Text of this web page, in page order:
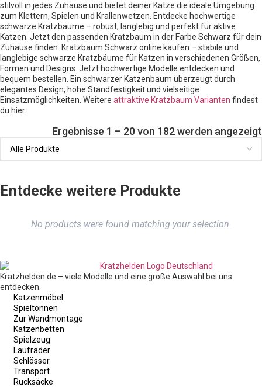
stilvoll in jedes Zuhause und bietet deiner Katze die ideale Umgebung
zum Klettern, Spielen und Krallenwetzen. Entdecke hochwertige
schwarze Kratzbäume – robust, langlebig und perfekt für aktive
Katzen. Jetzt den passenden Kratzbaum in der Farbe Schwarz für dein
Zuhause finden. Kratzbaum Schwarz online kaufen – stabile und
langlebige schwarze Kratzbäume für Katzen in verschiedenen Größen,
Formen und Designs. Jetzt hochwertige Modelle entdecken und
bequem bestellen. Ein schwarzer Katzenbaum überzeugt durch
elegantes Design, hohe Standfestigkeit und vielseitige
Einsatzmöglichkeiten. Weitere attraktive Kratzbaum Varianten findest
du hier.
Ergebnisse 1 – 20 von 182 werden angezeigt
Entdecke weitere Produkte
No products were found matching your selection.
Kratzhelden.de – viele Modelle und eine große Auswahl bei uns
entdecken.
Katzenmöbel
Spieltonnen
Zur Wandmontage
Katzenbetten
Spielzeug
Laufräder
Schlösser
Transport
Rucksäcke